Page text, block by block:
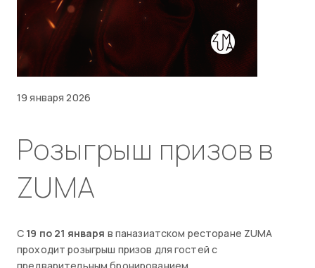
19 января 2026
Розыгрыш призов в
ZUMA
С 19 по 21 января в паназиатском ресторане ZUMA
проходит розыгрыш призов для гостей с